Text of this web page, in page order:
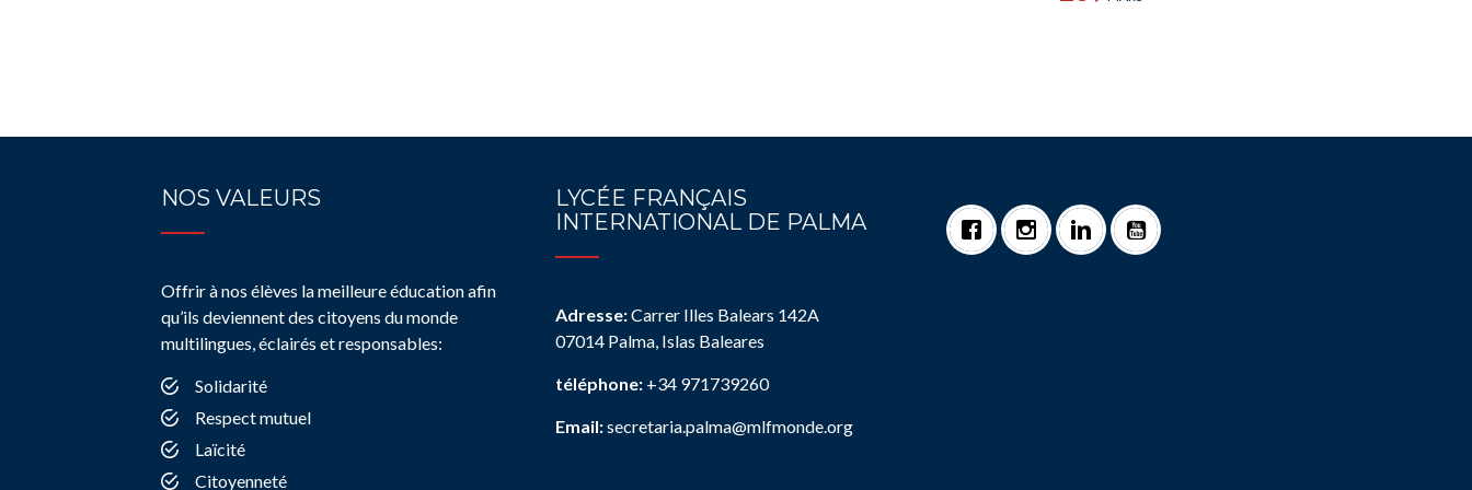
NOS VALEURS
Offrir à nos élèves la meilleure éducation afin
qu’ils deviennent des citoyens du monde
multilingues, éclairés et responsables:
Solidarité
Respect mutuel
Laïcité
Citoyenneté
LYCÉE FRANÇAIS
INTERNATIONAL DE PALMA
Adresse:Carrer Illes Balears 142A
07014 Palma, Islas Baleares
téléphone: +34 971739260
Email:secretaria.palma@mlfmonde.org